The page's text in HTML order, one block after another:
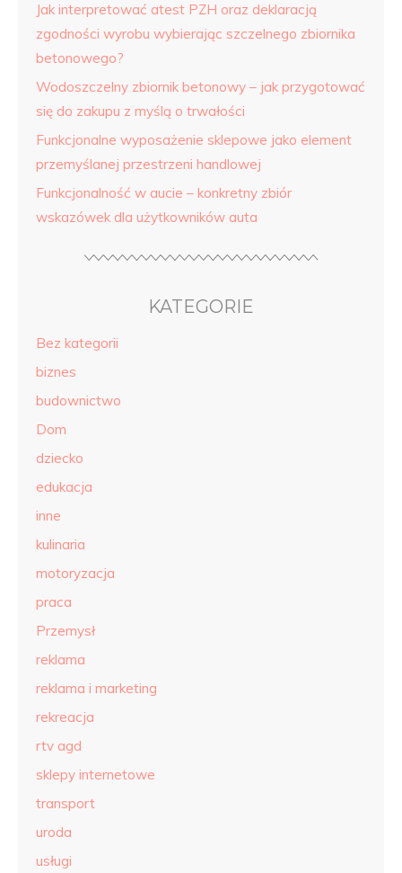
Jak interpretować atest PZH oraz deklaracją
zgodności wyrobu wybierając szczelnego zbiornika
betonowego?
Wodoszczelny zbiornik betonowy – jak przygotować
się do zakupu z myślą o trwałości
Funkcjonalne wyposażenie sklepowe jako element
przemyślanej przestrzeni handlowej
Funkcjonalność w aucie – konkretny zbiór
wskazówek dla użytkowników auta
KATEGORIE
Bez kategorii
biznes
budownictwo
Dom
dziecko
edukacja
inne
kulinaria
motoryzacja
praca
Przemysł
reklama
reklama i marketing
rekreacja
rtv agd
sklepy internetowe
transport
uroda
usługi